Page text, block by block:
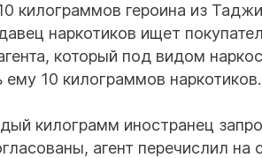
килограммов героина из
наркотиков ищет
который под видом
ему 10 килограммов наркотиков.
килограмм иностранец
агент перечислил